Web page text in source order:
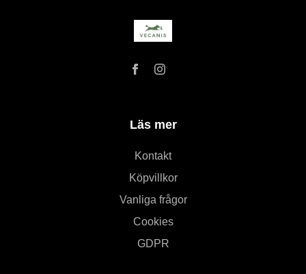
Läs mer
Kontakt
Köpvillkor
Vanliga frågor
Cookies
GDPR